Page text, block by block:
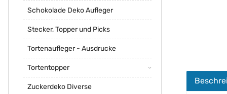
Schokolade Deko Aufleger
Stecker, Topper und Picks
Tortenaufleger - Ausdrucke
Tortentopper
Zuckerdeko Diverse